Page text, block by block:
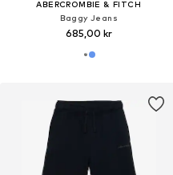
ABERCROMBIE & FITCH
Baggy Jeans
685,00 kr